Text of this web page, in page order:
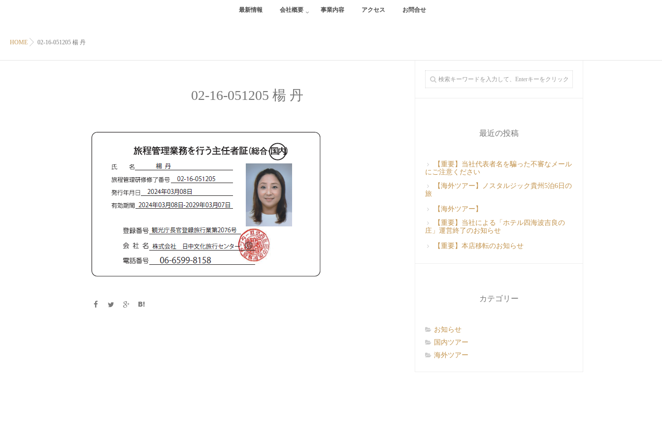
最新情報 会社概要 事業内容 アクセス お問合せ
HOME 02-16-051205 楊 丹
02-16-051205 楊 丹
最近の投稿
【重要】当社代表者名を騙った不審なメール
にご注意ください
【海外ツアー】ノスタルジック貴州5泊6日の
旅
【海外ツアー】
【重要】当社による「ホテル四海波吉良の
庄」運営終了のお知らせ
【重要】本店移転のお知らせ
カテゴリー
お知らせ
国内ツアー
海外ツアー